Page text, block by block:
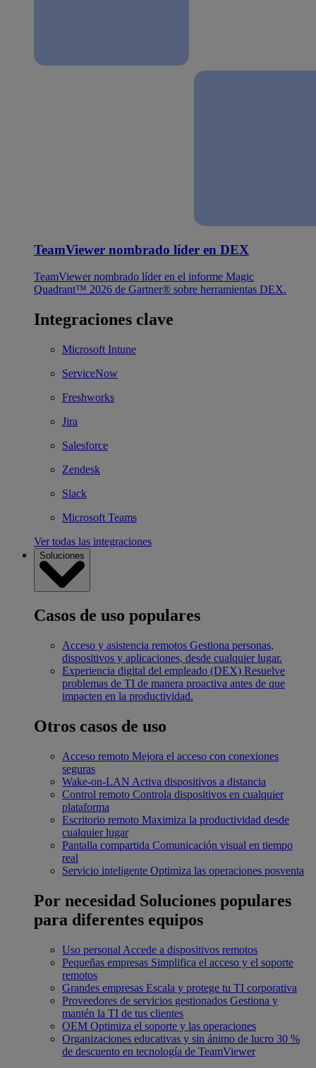
TeamViewer nombrado líder en DEX
TeamViewer nombrado líder en el informe Magic
Quadrant™ 2026 de Gartner® sobre herramientas DEX.
Integraciones clave
Microsoft Intune
ServiceNow
Freshworks
Jira
Salesforce
Zendesk
Slack
Microsoft Teams
Ver todas las integraciones
Soluciones
Casos de uso populares
Acceso y asistencia remotos Gestiona personas,
dispositivos y aplicaciones, desde cualquier lugar.
Experiencia digital del empleado (DEX) Resuelve
problemas de TI de manera proactiva antes de que
impacten en la productividad.
Otros casos de uso
Acceso remoto Mejora el acceso con conexiones
seguras
Wake-on-LAN Activa dispositivos a distancia
Control remoto Controla dispositivos en cualquier
plataforma
Escritorio remoto Maximiza la productividad desde
cualquier lugar
Pantalla compartida Comunicación visual en tiempo
real
Servicio inteligente Optimiza las operaciones posventa
Por necesidad Soluciones populares
para diferentes equipos
Uso personal Accede a dispositivos remotos
Pequeñas empresas Simplifica el acceso y el soporte
remotos
Grandes empresas Escala y protege tu TI corporativa
Proveedores de servicios gestionados Gestiona y
mantén la TI de tus clientes
OEM Optimiza el soporte y las operaciones
Organizaciones educativas y sin ánimo de lucro 30 %
de descuento en tecnología de TeamViewer